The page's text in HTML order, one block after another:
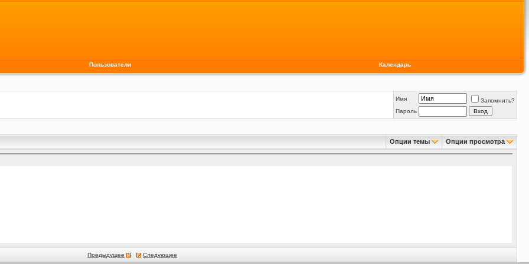
Пользователи Календарь
Имя
Запомнить?
Пароль
Опции темы Опции просмотра
Предыдущее Следующее